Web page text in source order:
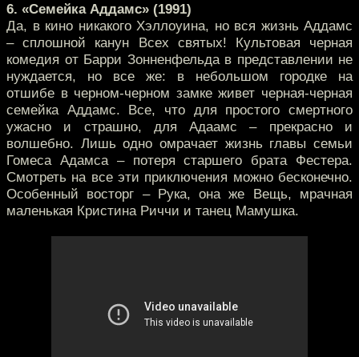
6. «Семейка Аддамс» (1991)
Да, в кино никакого Хэллоуина, но вся жизнь Аддамс
– сплошной канун Всех святых! Культовая черная
комедия от Барри Зонненфельда в представлении не
нуждается, но все же: в небольшом городке на
отшибе в черном-черном замке живет черная-черная
семейка Аддамс. Все, что для простого смертного
ужасно и страшно, для Адаамс – прекрасно и
волшебно. Лишь одно омрачает жизнь главы семьи
Гомеса Адамса – потеря старшего брата Фестера.
Смотреть на все эти приключения можно бесконечно.
Особенный восторг – Рука, она же Вещь, мрачная
маленькая Кристина Риччи и танец Мамушка.